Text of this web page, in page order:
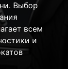
Выбор
всем
и